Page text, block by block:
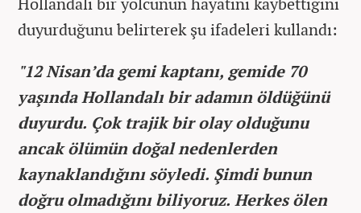
duyurduğunu belirterek şu ifadeleri kullandı:
"12 Nisan’da gemi kaptanı, gemide 70
yaşında Hollandalı bir adamın öldüğünü
duyurdu. Çok trajik bir olay olduğunu
ancak ölümün doğal nedenlerden
kaynaklandığını söyledi. Şimdi bunun
doğru olmadığını biliyoruz. Herkes ölen